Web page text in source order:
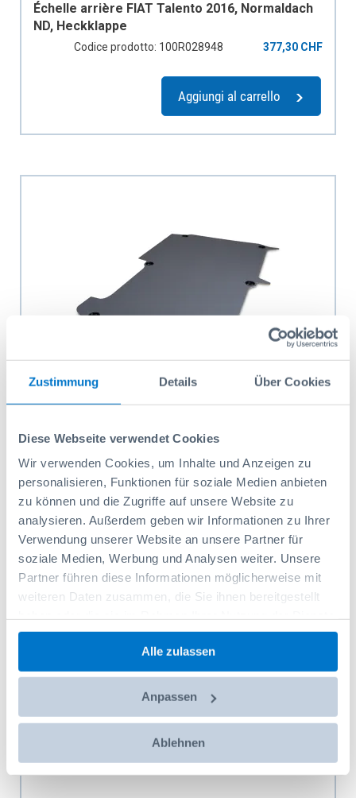
Zustimmung Details Über Cookies
Diese Webseite verwendet Cookies
Wir verwenden Cookies, um Inhalte und Anzeigen zu
personalisieren, Funktionen für soziale Medien anbieten
zu können und die Zugriffe auf unsere Website zu
analysieren. Außerdem geben wir Informationen zu Ihrer
Verwendung unserer Website an unsere Partner für
soziale Medien, Werbung und Analysen weiter. Unsere
Partner führen diese Informationen möglicherweise mit
weiteren Daten zusammen, die Sie ihnen bereitgestellt
gesammelt haben.
Alle zulassen
Anpassen
Ablehnen
Échelle arrière FIAT Talento 2016, Normaldach
ND, Heckklappe
Codice prodotto: 100R028948 377,30 CHF
Aggiungi al carrello
Plancher Sobogrip avec 2 anneaux d'arrimage
empattement 3098 mm, H1 1 porte coulissante
Codice prodotto: 100R019596
Aggiungi al carrello